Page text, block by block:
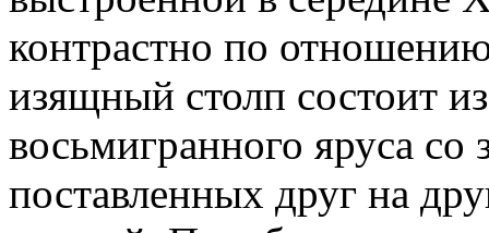
контрастно по
изящный столп состоит
восьмигранного яруса
поставленных друг на